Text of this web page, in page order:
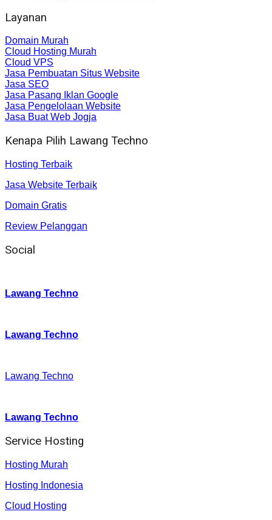
Layanan
Domain Murah
Cloud Hosting Murah
Cloud VPS
Jasa Pembuatan Situs Website
Jasa SEO
Jasa Pasang Iklan Google
Jasa Pengelolaan Website
Jasa Buat Web Jogja
Kenapa Pilih Lawang Techno
Hosting Terbaik
Jasa Website Terbaik
Domain Gratis
Review Pelanggan
Social
Lawang Techno
Lawang Techno
Lawang Techno
Lawang Techno
Service Hosting
Hosting Murah
Hosting Indonesia
Cloud Hosting